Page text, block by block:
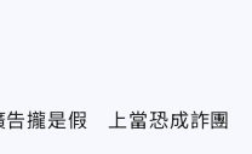
告攏是假 上當恐成詐團